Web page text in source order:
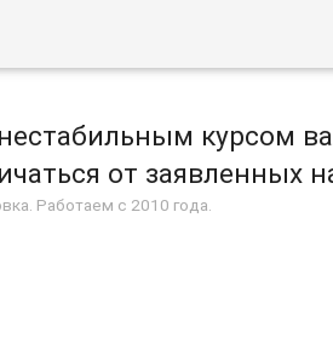
курсом
от заявленных
Работаем с 2010 года.